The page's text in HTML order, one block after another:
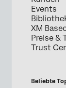
Events
XM
Preise &
Trust
Beliebte